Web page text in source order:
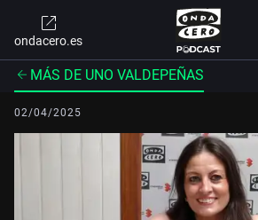
ondacero.es
MÁS DE UNO VALDEPEÑAS
02/04/2025